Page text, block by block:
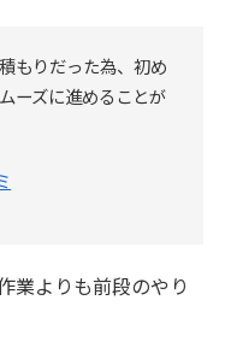
もりだった為、初め
ーズに進めることが
業よりも前段のやり